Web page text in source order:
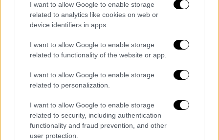
I want to allow Google to enable storage
related to analytics like cookies on web or
device identifiers in apps.
I want to allow Google to enable storage
related to functionality of the website or app.
I want to allow Google to enable storage
related to personalization.
I want to allow Google to enable storage
related to security, including authentication
functionality and fraud prevention, and other
user protection.
καταγράφονται εκατέρωθεν σχεδόν
καθημερινά, τρία και πλέον χρόνια μετά την
Ουκρανία. Ωστόσο, τα πλήγματα στη ρωσική
Στασιμότητα στις διαπραγματεύσεις
Μέχρι στιγμής, ο ρώσος πρόεδρος
Βλαντίμιρ
Πούτινέχει ουσιαστικά απορρίψει
προτάσεις του Κιέβου,της Ουάσινγκτον και